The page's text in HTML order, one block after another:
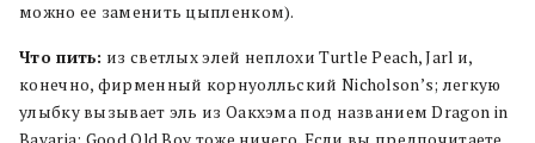
можно ее заменить цыпленком).
Что пить: из светлых элей неплохи Turtle Peach, Jarl и,
конечно, фирменный корнуолльский Nicholson’s; легкую
улыбку вызывает эль из Оакхэма под названием Dragon in